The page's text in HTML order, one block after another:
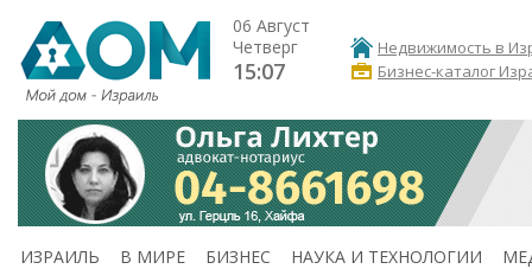
06 Август
Четверг
15:07
Недвижимость в
Бизнес-каталог
ИЗРАИЛЬ В МИРЕ БИЗНЕС НАУКА И ТЕХНОЛОГИИ